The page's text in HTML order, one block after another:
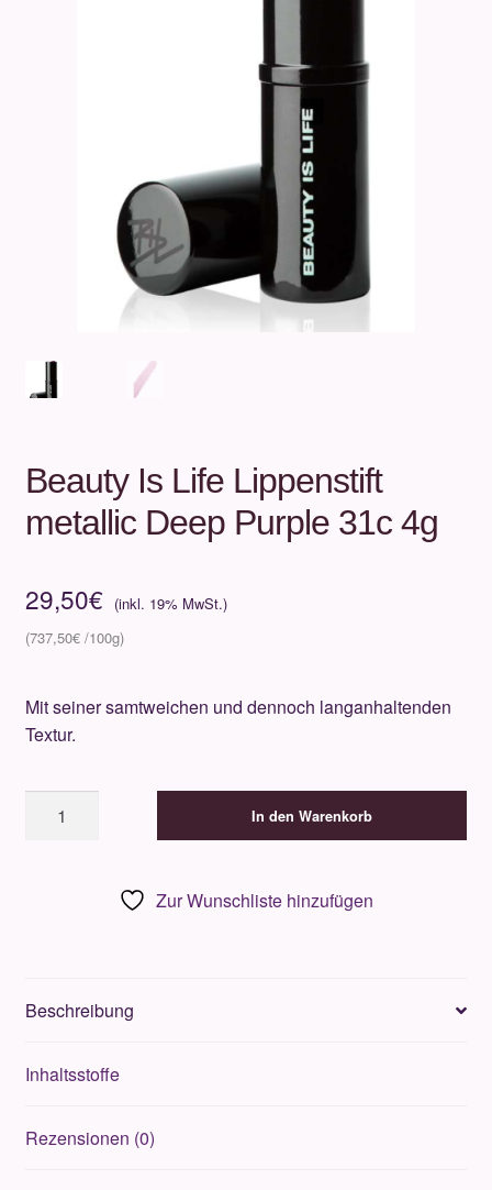
Beauty Is Life Lippenstift
metallic Deep Purple 31c 4g
29,50€
737,50€
Mit seiner samtweichen und dennoch langanhaltenden
Textur.
4g
In den Warenkorb
Zur Wunschliste hinzufügen
Beschreibung
Inhaltsstoffe
Rezensionen (0)